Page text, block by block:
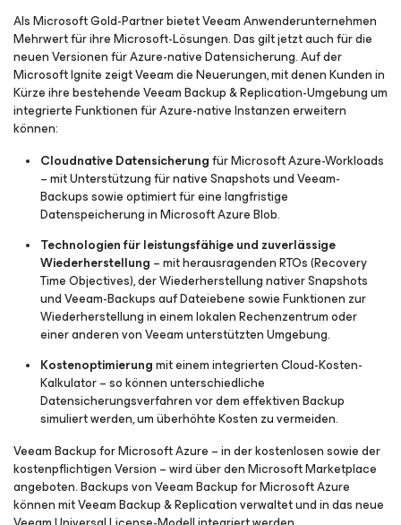
Als Microsoft Gold-Partner bietet Veeam Anwenderunternehmen
Mehrwert für ihre Microsoft-Lösungen. Das gilt jetzt auch für die
neuen Versionen für Azure-native Datensicherung. Auf der
Microsoft Ignite zeigt Veeam die Neuerungen, mit denen Kunden in
Kürze ihre bestehende Veeam Backup & Replication-Umgebung um
integrierte Funktionen für Azure-native Instanzen erweitern
können:
Cloudnative Datensicherungfür Microsoft Azure-Workloads
– mit Unterstützung für native Snapshots und Veeam-
Backups sowie optimiert für eine langfristige
Datenspeicherung in Microsoft Azure Blob.
Technologien für leistungsfähige und zuverlässige
Wiederherstellung – mit herausragenden RTOs (Recovery
Time Objectives), der Wiederherstellung nativer Snapshots
und Veeam-Backups auf Dateiebene sowie Funktionen zur
Wiederherstellung in einem lokalen Rechenzentrum oder
einer anderen von Veeam unterstützten Umgebung.
Kostenoptimierungmit einem integrierten Cloud-Kosten-
Kalkulator – so können unterschiedliche
Datensicherungsverfahren vor dem effektiven Backup
simuliert werden, um überhöhte Kosten zu vermeiden.
Veeam Backup for Microsoft Azure – in der kostenlosen sowie der
kostenpflichtigen Version – wird über den Microsoft Marketplace
angeboten. Backups von Veeam Backup for Microsoft Azure
können mit Veeam Backup & Replication verwaltet und in das neue